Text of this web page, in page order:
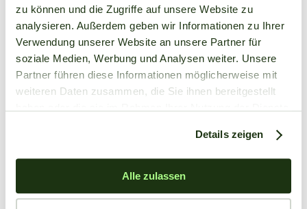
zu können und die Zugriffe auf unsere Website zu
analysieren. Außerdem geben wir Informationen zu Ihrer
Verwendung unserer Website an unsere Partner für
soziale Medien, Werbung und Analysen weiter. Unsere
Partner führen diese Informationen möglicherweise mit
weiteren Daten zusammen, die Sie ihnen bereitgestellt
Details zeigen
Alle zulassen